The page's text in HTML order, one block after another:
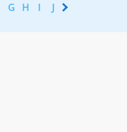
G H I J K